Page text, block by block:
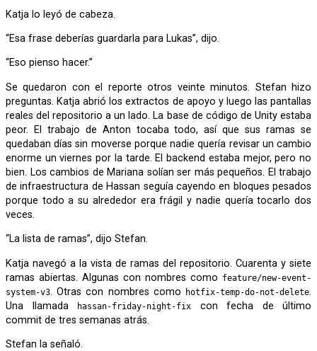
Katja lo leyó de cabeza.
“Esa frase deberías guardarla para Lukas”, dijo.
“Eso pienso hacer.”
Se quedaron con el reporte otros veinte minutos. Stefan hizo
preguntas. Katja abrió los extractos de apoyo y luego las pantallas
reales del repositorio a un lado. La base de código de Unity estaba
peor. El trabajo de Anton tocaba todo, así que sus ramas se
quedaban días sin moverse porque nadie quería revisar un cambio
enorme un viernes por la tarde. El backend estaba mejor, pero no
bien. Los cambios de Mariana solían ser más pequeños. El trabajo
de infraestructura de Hassan seguía cayendo en bloques pesados
porque todo a su alrededor era frágil y nadie quería tocarlo dos
veces.
“La lista de ramas”, dijo Stefan.
Katja navegó a la vista de ramas del repositorio. Cuarenta y siete
ramas abiertas. Algunas con nombres como feature/new-event-
system-v3. Otras con nombres como hotfix-temp-do-not-delete.
Una llamada
hassan-friday-night-fix
con fecha de último
commit de tres semanas atrás.
Stefan la señaló.